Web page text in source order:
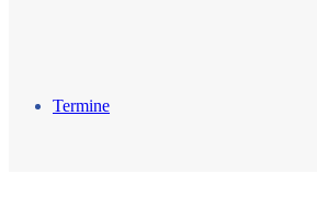
Termine